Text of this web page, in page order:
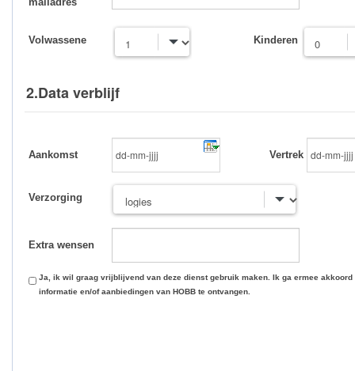
Volwassene Kinderen
2.Data verblijf
Aankomst Vertrek
Verzorging
Extra wensen
Ja, ik wil graag vrijblijvend van deze dienst gebruik maken. Ik ga ermee akkoord
informatie en/of aanbiedingen van HOBB te ontvangen.